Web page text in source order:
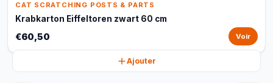
CAT SCRATCHING POSTS & PARTS
Krabkarton Eiffeltoren zwart 60 cm
€60,50 Voir
Ajouter